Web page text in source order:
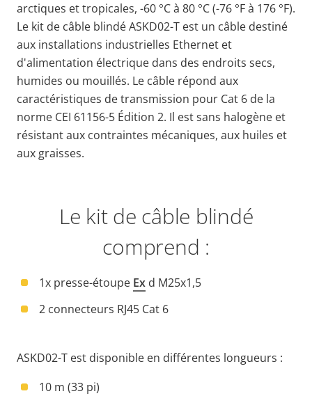
arctiques et tropicales, -60 °C à 80 °C (-76 °F à 176 °F).
Le kit de câble blindé ASKD02-T est un câble destiné
aux installations industrielles Ethernet et
d'alimentation électrique dans des endroits secs,
humides ou mouillés. Le câble répond aux
caractéristiques de transmission pour Cat 6 de la
norme CEI 61156-5 Édition 2. Il est sans halogène et
résistant aux contraintes mécaniques, aux huiles et
aux graisses.
Le kit de câble blindé
comprend :
1x presse-étoupe Ex d M25x1,5
2 connecteurs RJ45 Cat 6
ASKD02-T est disponible en différentes longueurs :
10 m (33 pi)